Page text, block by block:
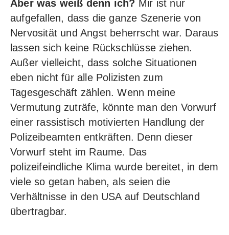
Aber was weiß denn ich? Mir ist nur
aufgefallen, dass die ganze Szenerie von
Nervosität und Angst beherrscht war. Daraus
lassen sich keine Rückschlüsse ziehen.
Außer vielleicht, dass solche Situationen
eben nicht für alle Polizisten zum
Tagesgeschäft zählen. Wenn meine
Vermutung zuträfe, könnte man den Vorwurf
einer rassistisch motivierten Handlung der
Polizeibeamten entkräften. Denn dieser
Vorwurf steht im Raume. Das
polizeifeindliche Klima wurde bereitet, in dem
viele so getan haben, als seien die
Verhältnisse in den USA auf Deutschland
übertragbar.